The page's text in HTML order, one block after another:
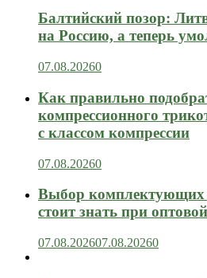
Балтийский позор:
на Россию, а теперь
07.08.20260
Как правильно
компрессионного
с классом компрессии
07.08.20260
Выбор комплектующих
стоит знать при
07.08.202607.08.20260